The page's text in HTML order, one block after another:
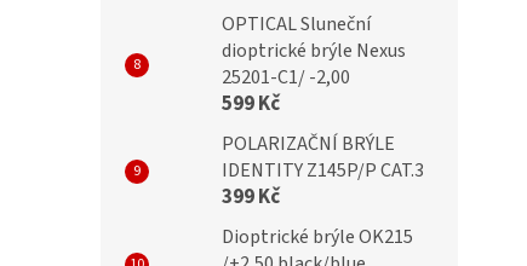
OPTICAL Sluneční
dioptrické brýle Nexus
25201-C1/ -2,00
599 Kč
POLARIZAČNÍ BRÝLE
IDENTITY Z145P/P CAT.3
399 Kč
Dioptrické brýle OK215
MONTANA EYEWEAR
Bezrámečkové obroučky